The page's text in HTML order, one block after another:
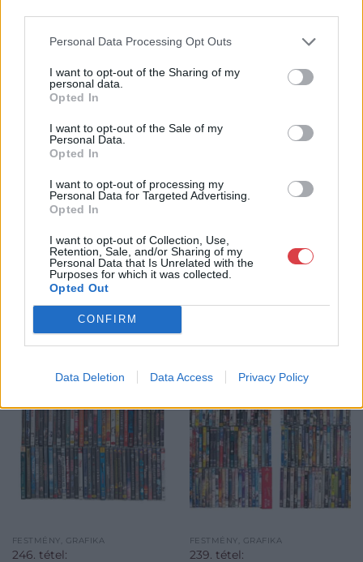
Personal Data Processing Opt Outs
I want to opt-out of the Sharing of my
personal data.
Opted In
I want to opt-out of the Sale of my
Personal Data.
Opted In
I want to opt-out of processing my
Personal Data for Targeted Advertising.
Opted In
I want to opt-out of Collection, Use,
Retention, Sale, and/or Sharing of my
Personal Data that Is Unrelated with the
Purposes for which it was collected.
Opted Out
CONFIRM
Data Deletion Data Access Privacy Policy
Weboldal:
http://www.nagyhazi.hu
Bemutatkozás: Magas színvonalú festmények és műtárgyak,
néprajzi tárgyak értékesítése és aukcionálása. Hagyatékok és
gyűjtemények árverezése. Ingyenes értékbecslés. Árveréseinkre
a tárgyfelvétel folyamatos.
GALÉRIA TOVÁBBI MŰTÁRGYAI
KAPCSOLÓDÓ MŰTÁRGYAK
FESTMÉNY, GRAFIKA
246. tétel:
FESTMÉNY, GRAFIKA
239. tétel: